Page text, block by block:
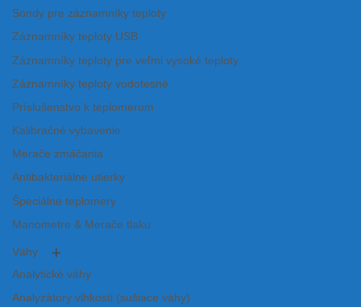
Sondy pre záznamníky teploty
Záznamníky teploty USB
Záznamníky teploty pre veľmi vysoké teploty
Záznamníky teploty vodotesné
Príslušenstvo k teplomerom
Kalibračné vybavenie
Merače zmáčania
Antibakteriálne utierky
Špeciálne teplomery
Manometre & Merače tlaku
Váhy
Analytické váhy
Analyzátory vlhkosti (sušiace váhy)